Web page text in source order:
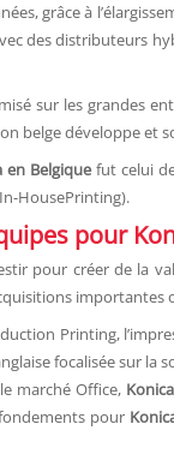
grâce à
des distributeurs
sur les grandes
belge développe et
en Belgiquefut celui
HousePrinting).
pour
pour créer de la
Printing,
focalisée sur
marché Office,
pour